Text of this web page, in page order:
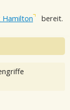
Hamilton bereit.